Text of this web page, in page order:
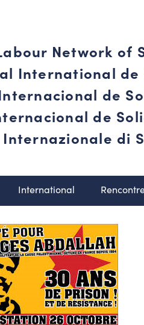
Network of
International
de
de
Internazionale di
International